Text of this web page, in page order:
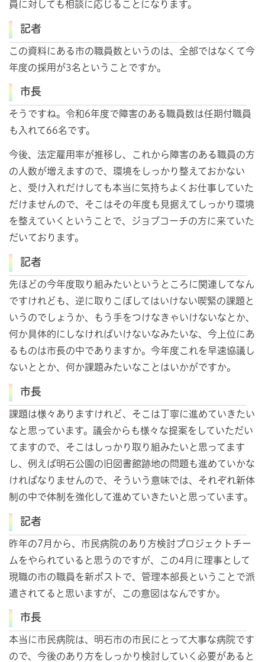
員に対しても相談に応じることになります。
記者
この資料にある市の職員数というのは、全部ではなくて今
年度の採用が3名ということですか。
市長
そうですね。令和6年度で障害のある職員数は任期付職員
も入れて66名です。
今後、法定雇用率が推移し、これから障害のある職員の方
の人数が増えますので、環境をしっかり整えておかない
と、受け入れだけしても本当に気持ちよくお仕事していた
だけませんので、そこはその年度も見据えてしっかり環境
を整えていくということで、ジョブコーチの方に来ていた
だいております。
記者
先ほどの今年度取り組みたいというところに関連してなん
ですけれども、逆に取りこぼしてはいけない喫緊の課題と
いうのでしょうか、もう手をつけなきゃいけないなとか、
何か具体的にしなければいけないなみたいな、今上位にあ
るものは市長の中でありますか。今年度これを早速協議し
ないととか、何か課題みたいなことはいかがですか。
市長
課題は様々ありますけれど、そこは丁寧に進めていきたい
なと思っています。議会からも様々な提案をしていただい
てますので、そこはしっかり取り組みたいと思ってます
し、例えば明石公園の旧図書館跡地の問題も進めていかな
ければなりませんので、そういう意味では、それぞれ新体
制の中で体制を強化して進めていきたいと思っています。
記者
昨年の7月から、市民病院のあり方検討プロジェクトチー
ムをやられていると思うのですが、この4月に理事として
現職の市の職員を新ポストで、管理本部長ということで派
遣されてると思いますが、この意図はなんですか。
市長
本当に市民病院は、明石市の市民にとって大事な病院です
ので、今後のあり方をしっかり検討していく必要があると